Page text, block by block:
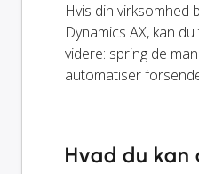
Hvis din
Dynamics AX, kan
videre: spring de
automatiser
Hvad du